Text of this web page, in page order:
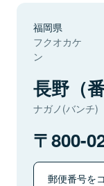
福岡県
フクオカケ
ン
長野（番
ナガノ(バンチ)
800-
郵便番号を